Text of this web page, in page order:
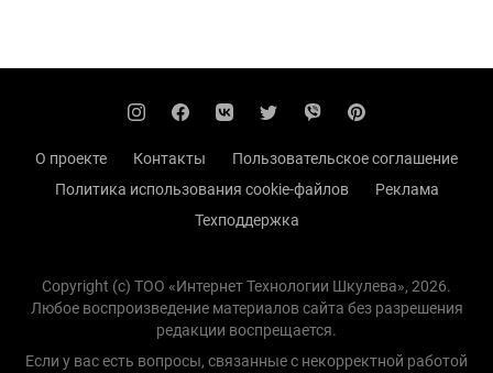
О проекте Контакты
Пользовательское соглашение
Политика использования cookie-файлов
Реклама
Техподдержка
Copyright (с) TOO «Интернет Технологии Шкулева», 2026.
Любое воспроизведение материалов сайта без разрешения
редакции воспрещается.
Если у вас есть вопросы, связанные с некорректной работой